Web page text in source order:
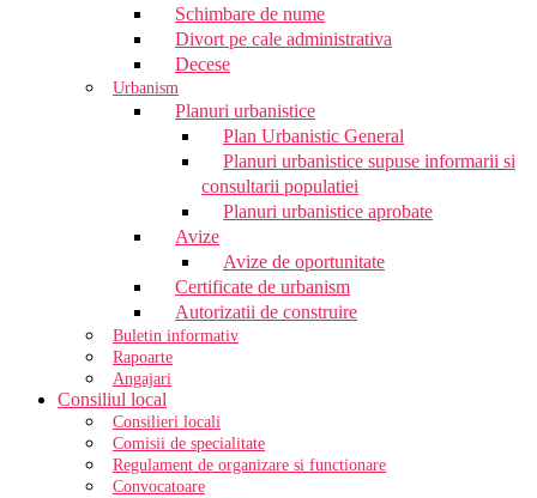
Schimbare de nume
Divort pe cale administrativa
Decese
Urbanism
Planuri urbanistice
Plan Urbanistic General
Planuri urbanistice supuse informarii si
consultarii populatiei
Planuri urbanistice aprobate
Avize
Avize de oportunitate
Certificate de urbanism
Autorizatii de construire
Buletin informativ
Rapoarte
Angajari
Consiliul local
Consilieri locali
Comisii de specialitate
Regulament de organizare si functionare
Convocatoare